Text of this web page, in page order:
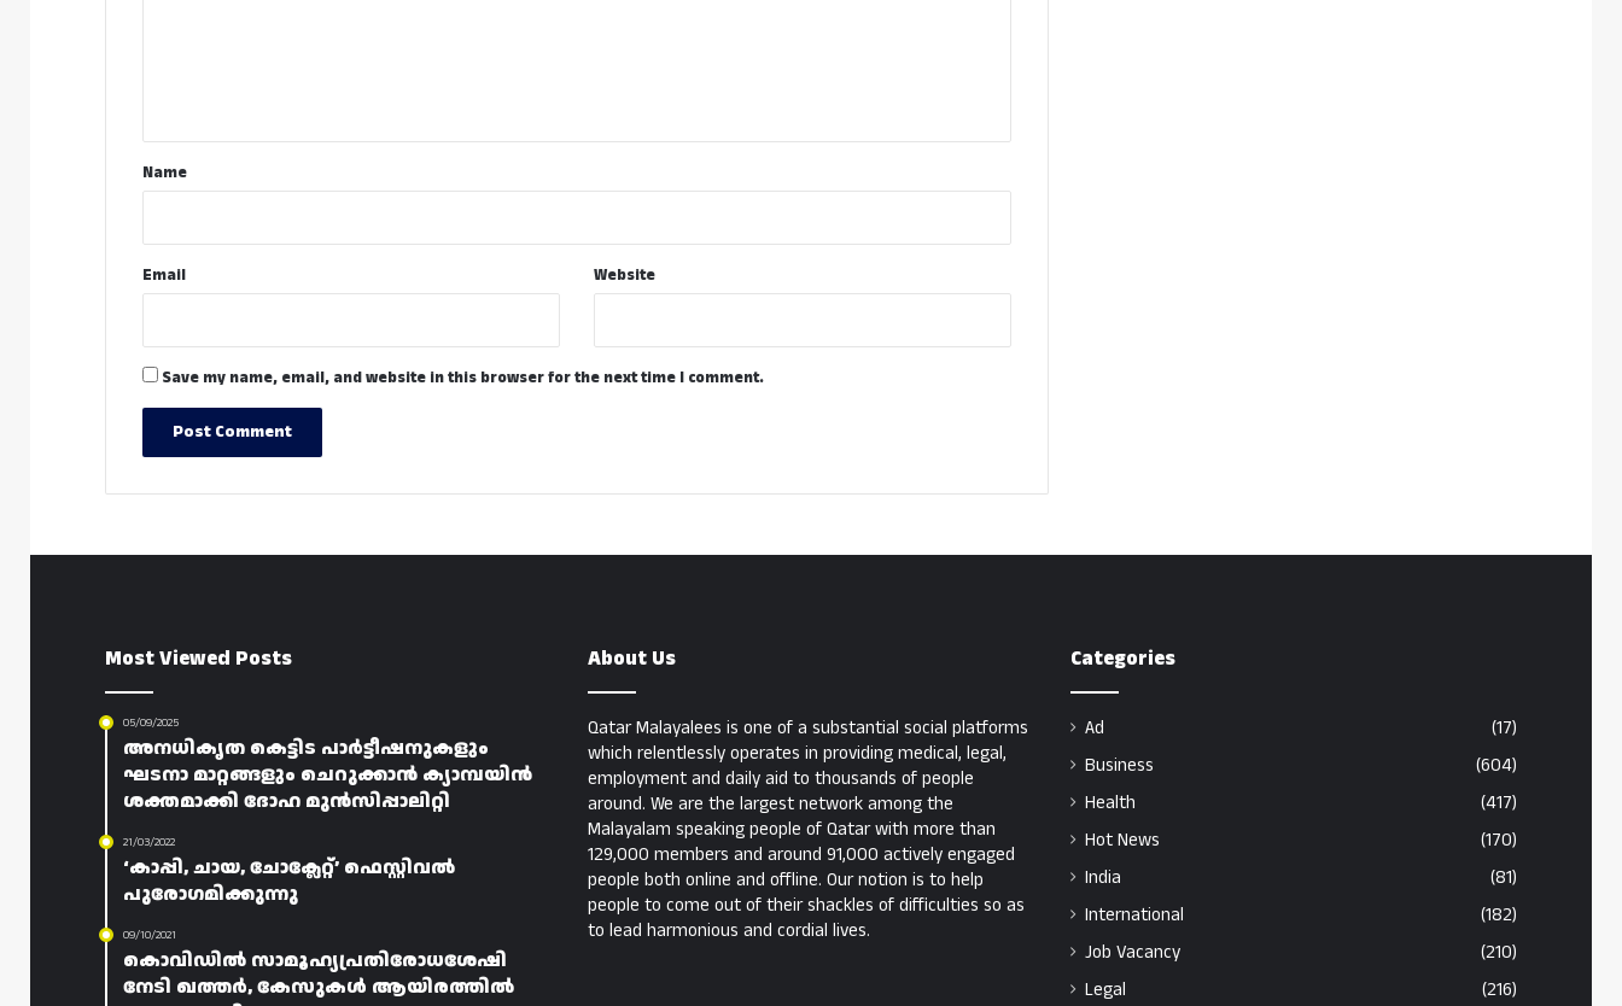
*Name
Email Website
Save my name, email, and website in this browser for the next time I comment.
Most Viewed Posts
05/09/2025
അനധികൃത കെട്ടിട പാർട്ടീഷനുകളും
ഘടനാ മാറ്റങ്ങളും ചെറുക്കാൻ ക്യാമ്പയിൻ
ശക്തമാക്കി ദോഹ മുൻസിപ്പാലിറ്റി
21/03/2022
‘കാപ്പി, ചായ, ചോക്ലേറ്റ്’ ഫെസ്റ്റിവൽ
പുരോഗമിക്കുന്നു
09/10/2021
കൊവിഡിൽ സാമൂഹ്യപ്രതിരോധശേഷി
നേടി ഖത്തർ, കേസുകൾ ആയിരത്തിൽ
About Us
Qatar Malayalees is one of a substantial social platforms
which relentlessly operates in providing medical, legal,
employment and daily aid to thousands of people
around. We are the largest network among the
Malayalam speaking people of Qatar with more than
129,000 members and around 91,000 actively engaged
people both online and offline. Our notion is to help
people to come out of their shackles of difficulties so as
to lead harmonious and cordial lives.
Categories
Ad
(17)
Business
(604)
Health
(417)
Hot News
(170)
India
(81)
International
(182)
Job Vacancy
(210)
Legal
(216)